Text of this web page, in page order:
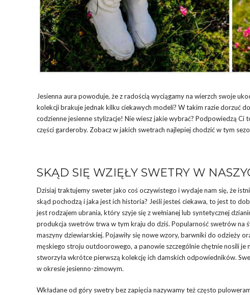
Jesienna aura powoduje, że z radością wyciągamy na wierzch swoje
kolekcji brakuje jednak kilku ciekawych modeli? W takim razie dorzuć
codzienne jesienne stylizacje! Nie wiesz jakie wybrać? Podpowiedzą
części garderoby. Zobacz w jakich swetrach najlepiej chodzić w tym
SKĄD SIĘ WZIĘŁY SWETRY W
Dzisiaj traktujemy sweter jako coś oczywistego i wydaje nam się, że
skąd pochodzą i jaka jest ich historia? Jeśli jesteś ciekawa, to jest to
jest rodzajem ubrania, który szyje się z wełnianej lub syntetycznej
produkcja swetrów trwa w tym kraju do dziś. Popularność swetrów na
maszyny dziewiarskiej. Pojawiły się nowe wzory, barwniki do odzieży
męskiego stroju outdoorowego, a panowie szczególnie chętnie nosili
stworzyła wkrótce pierwszą kolekcję ich damskich odpowiedników.
w okresie jesienno-zimowym.
Wkładane od góry swetry bez zapięcia nazywamy też często